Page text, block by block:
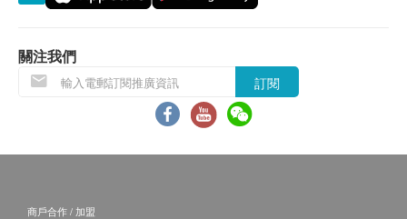
12個月內(由確認付款日期起計)接受有關檢查，客
戶需提前1個月預約相關檢查，逾期作廢。
所有疫苗都必須經過評估才可注射，如有需要，醫生
亦會在場解答問題及提供協助。如醫生認為不適合注
關注我們
訂閱
商戶合作 / 加盟